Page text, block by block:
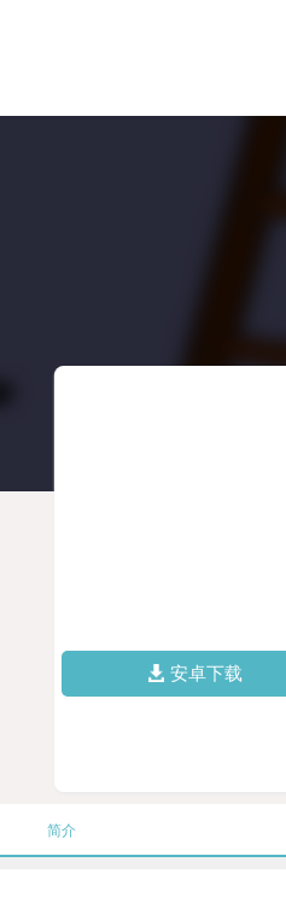
安卓下载
简介